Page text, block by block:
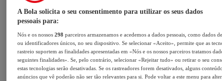
A Bola solicita o seu consentimento para utilizar os seus dados
pessoais para:
Nós e os nossos298 parceiros armazenamos e acedemos a dados pessoais, como dados
ou identificadores únicos, no seu dispositivo. Se selecionar «Aceito», permite que as
rastreio suportem as finalidades apresentadas em «Nós e os nossos parceiros tratamos
seguintes finalidades». Se, pelo contrário, selecionar «Rejeitar tudo» ou retirar o seu
estas tecnologias serão desativadas. Se os rastreadores forem desativados, alguns
anúncios que vê poderão não ser tão relevantes para si. Pode voltar a este menu para